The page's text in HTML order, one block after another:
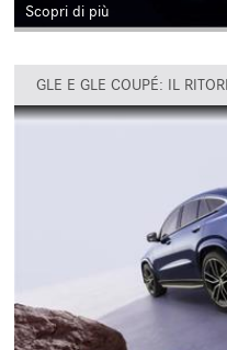
Scopri di più
GLE E GLE COUPÉ: IL